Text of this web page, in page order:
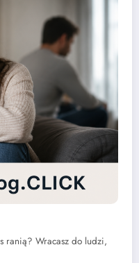
ranią? Wracasz do ludzi,